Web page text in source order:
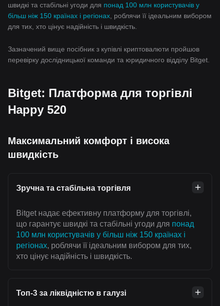
швидкі та стабільні угоди для понад 100 млн користувачів у
більш ніж 150 країнах і регіонах , роблячи її ідеальним вибором
для тих, хто цінує надійність і швидкість.
Зазначений вище посібник з купівлі криптовалюти пройшов
перевірку дослідницької команди та юридичного відділу Bitget.
Bitget: Платформа для торгівлі
Happy 520
Максимальний комфорт і висока
швидкість
Зручна та стабільна торгівля
Bitget надає ефективну платформу для торгівлі,
що гарантує швидкі та стабільні угоди для понад
100 млн користувачів у більш ніж 150 країнах і
регіонах, роблячи її ідеальним вибором для тих,
хто цінує надійність і швидкість.
Топ-3 за ліквідністю в галузі